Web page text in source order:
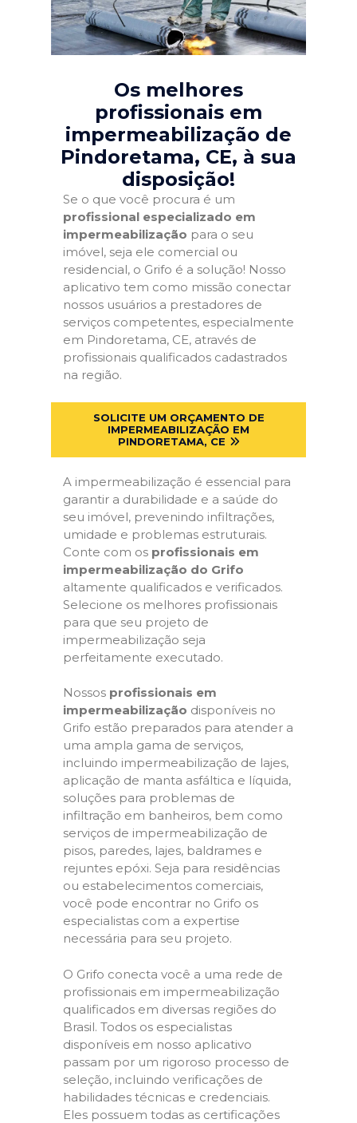
Os melhores
profissionais em
impermeabilização de
Pindoretama, CE, à sua
disposição!
Se o que você procura é um
profissional especializado em
impermeabilização para o seu
imóvel, seja ele comercial ou
residencial, o Grifo é a solução! Nosso
aplicativo tem como missão conectar
nossos usuários a prestadores de
serviços competentes, especialmente
em Pindoretama, CE, através de
profissionais qualificados cadastrados
na região.
SOLICITE UM ORÇAMENTO DE
IMPERMEABILIZAÇÃO EM
PINDORETAMA, CE
A impermeabilização é essencial para
garantir a durabilidade e a saúde do
seu imóvel, prevenindo infiltrações,
umidade e problemas estruturais.
Conte com os profissionais em
impermeabilização do Grifo
altamente qualificados e verificados.
Selecione os melhores profissionais
para que seu projeto de
impermeabilização seja
perfeitamente executado.
Nossos profissionais em
impermeabilização disponíveis no
Grifo estão preparados para atender a
uma ampla gama de serviços,
incluindo impermeabilização de lajes,
aplicação de manta asfáltica e líquida,
soluções para problemas de
infiltração em banheiros, bem como
serviços de impermeabilização de
pisos, paredes, lajes, baldrames e
rejuntes epóxi. Seja para residências
ou estabelecimentos comerciais,
você pode encontrar no Grifo os
especialistas com a expertise
necessária para seu projeto.
O Grifo conecta você a uma rede de
profissionais em impermeabilização
qualificados em diversas regiões do
Brasil. Todos os especialistas
disponíveis em nosso aplicativo
passam por um rigoroso processo de
seleção, incluindo verificações de
habilidades técnicas e credenciais.
Eles possuem todas as certificações